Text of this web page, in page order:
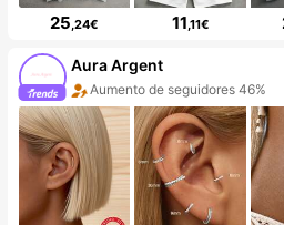
25 ,24€ 11 ,11€
Aura Argent
Aumento de seguidores 46%